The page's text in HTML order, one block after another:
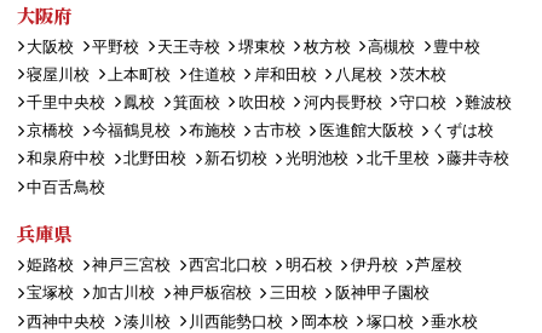
大阪府
大阪校 平野校 天王寺校 堺東校 枚方校 高槻校
豊中校
寝屋川校
上本町校 住道校 岸和田校 八尾校
茨木校
千里中央校
鳳校 箕面校 吹田校 河内長野校 守口校
難波校
京橋校
今福鶴見校 布施校 古市校 医進館大阪校
くずは校
和泉府中校
北野田校 新石切校 光明池校 北千里校
藤井寺校
中百舌鳥校
兵庫県
姫路校 神戸三宮校 西宮北口校 明石校 伊丹校
芦屋校
宝塚校
加古川校 神戸板宿校 三田校
阪神甲子園校
西神中央校
湊川校 川西能勢口校 岡本校 塚口校
垂水校